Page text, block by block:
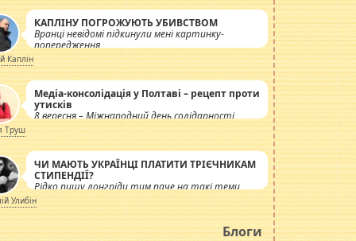
КАПЛІНУ ПОГРОЖУЮТЬ УБИВСТВОМ
Вранці невідомі підкинули мені картинку-
попередження
Каплін
Медіа-консолідація у Полтаві – рецепт проти
утисків
8 вересня – Міжнародний день солідарності
журналістів.
Труш
ЧИ МАЮТЬ УКРАЇНЦІ ПЛАТИТИ ТРІЄЧНИКАМ
СТИПЕНДІЇ?
Рідко пишу лонгріди тим паче на такі теми,
але вже просто дістало! Обурюють сьогоднішні
інсенуації навколо стипендіального питання.
Штучно роздувається ще одна соціальна
катастрофа.
Улибін
Блоги